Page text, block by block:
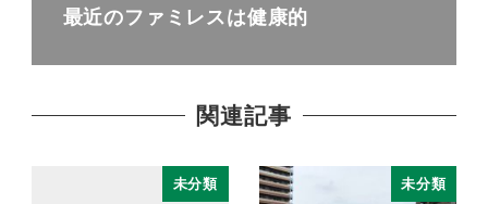
最近のファミレスは健康的
関連記事
未分類 未分類